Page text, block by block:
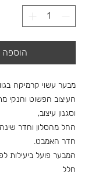
הוספה
מבער עשוי קרמיקה
העיצוב הפשוט והנקי
וסגנון עיצוב,
החל מהסלון וחדר
חדר האמבט.
המבער פועל ביעילות
חלל